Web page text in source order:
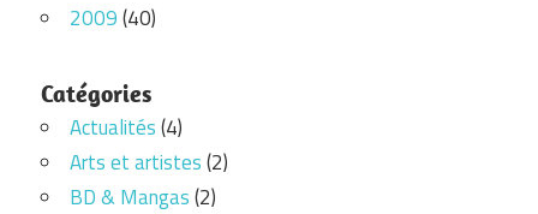
2009(40)
Catégories
Actualités(4)
Arts et artistes(2)
BD & Mangas(2)